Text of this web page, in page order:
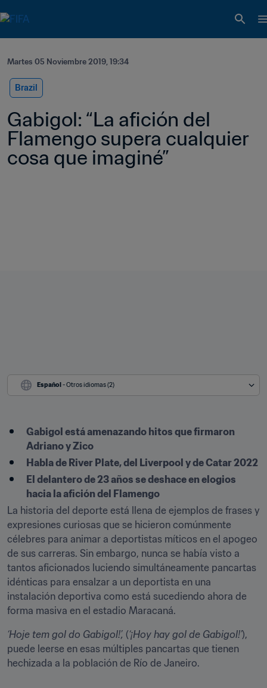
Martes 05 Noviembre 2019, 19:34
Brazil
Gabigol: “La afición del
Flamengo supera cualquier
cosa que imaginé”
Español - Otros idiomas (2)
Gabigol está amenazando hitos que firmaron
Adriano y Zico
Habla de River Plate, del Liverpool y de Catar 2022
El delantero de 23 años se deshace en elogios
hacia la afición del Flamengo
La historia del deporte está llena de ejemplos de frases y
expresiones curiosas que se hicieron comúnmente
célebres para animar a deportistas míticos en el apogeo
de sus carreras. Sin embargo, nunca se había visto a
tantos aficionados luciendo simultáneamente pancartas
idénticas para ensalzar a un deportista en una
instalación deportiva como está sucediendo ahora de
forma masiva en el estadio Maracaná.
‘Hoje tem gol do Gabigol!’, (‘¡Hoy hay gol de Gabigol!’),
puede leerse en esas múltiples pancartas que tienen
hechizada a la población de Río de Janeiro.